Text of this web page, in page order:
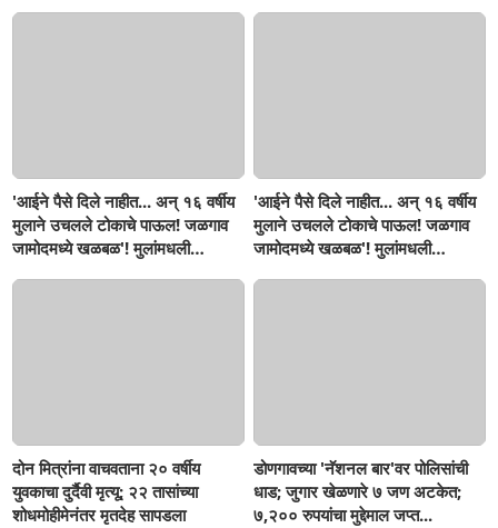
'आईने पैसे दिले नाहीत... अन् १६ वर्षीय
मुलाने उचलले टोकाचे पाऊल! जळगाव
जामोदमध्ये खळबळ'! मुलांमधली
'आईने पैसे दिले नाहीत... अन् १६ वर्षीय
मुलाने उचलले टोकाचे पाऊल! जळगाव
जामोदमध्ये खळबळ'! मुलांमधली
दोन मित्रांना वाचवताना २० वर्षीय
युवकाचा दुर्दैवी मृत्यू; २२ तासांच्या
शोधमोहीमेनंतर मृतदेह सापडला
डोणगावच्या 'नॅशनल बार'वर पोलिसांची
धाड; जुगार खेळणारे ७ जण अटकेत;
७,२०० रुपयांचा मुद्देमाल जप्त...